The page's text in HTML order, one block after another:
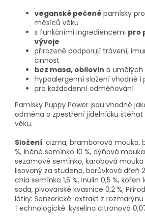
veganské pečené pamlsky
měsíců věku
s funkčními ingrediencemi pro
vývoje
přirozeně podporují trávení,
činnost
bez masa, obilovin a umělých
hypoalergenní složení vhodné i
pro každodenní odměňování
Pamlsky Puppy Power jsou vhodné
odměna a zpestření jídelníčku
věku.
Složení: cizrna, bramborová mouka,
%, lněné semínko 10 %, dýňová
sezamové semínko, karobová mouka
lisovaný za studena, borůvková dřeň
chia semínka 1,5 %, inulin 0,5 %, kořen
soda, pivovarské kvasnice 0,2 %;
látky: Senzorické: extrakt z rozmarýnu
Technologické: kyselina citronová